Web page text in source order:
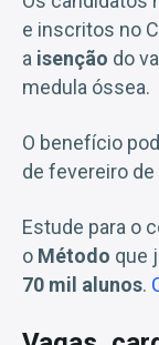
e inscritos no
a isenção do
medula óssea.
O benefício
de fevereiro de
Estude para o
o Método que
70 mil alunos.